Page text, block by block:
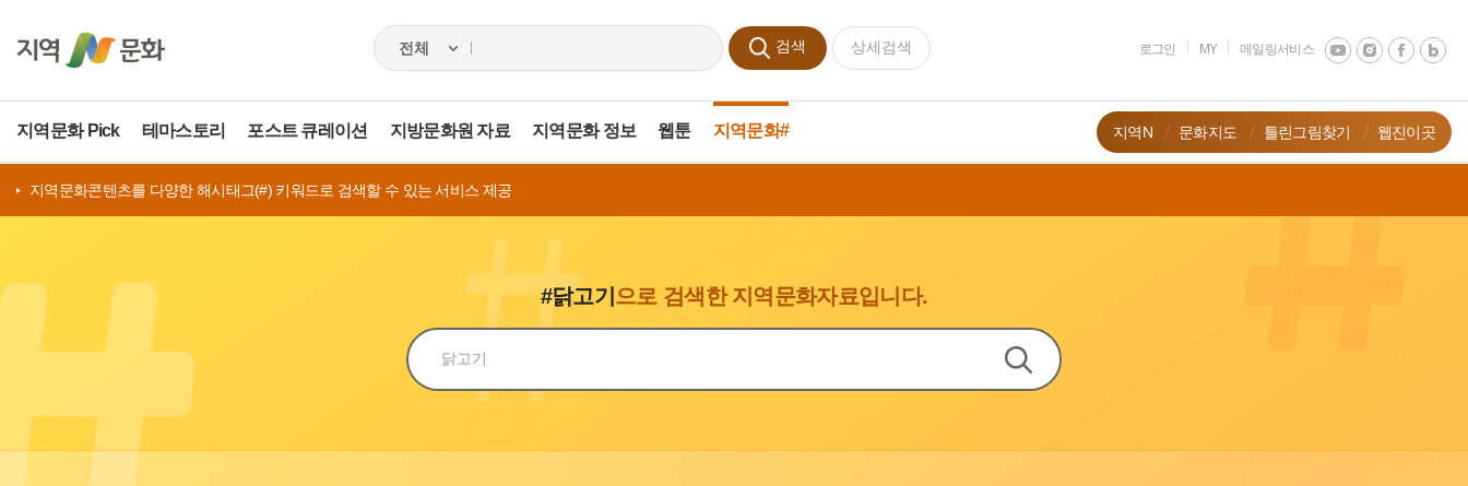
검색 상세검색 로그인 MY 메일링서비스
지역문화 Pick 테마스토리 포스트 큐레이션 지방문화원 자료 지역문화 정보 웹툰 지역문화# 지역N 문화지도 틀린그림찾기 웹진이곳
지역문화콘텐츠를 다양한 해시태그(#) 키워드로 검색할 수 있는 서비스 제공
#닭고기 으로 검색한 지역문화자료입니다.
검색